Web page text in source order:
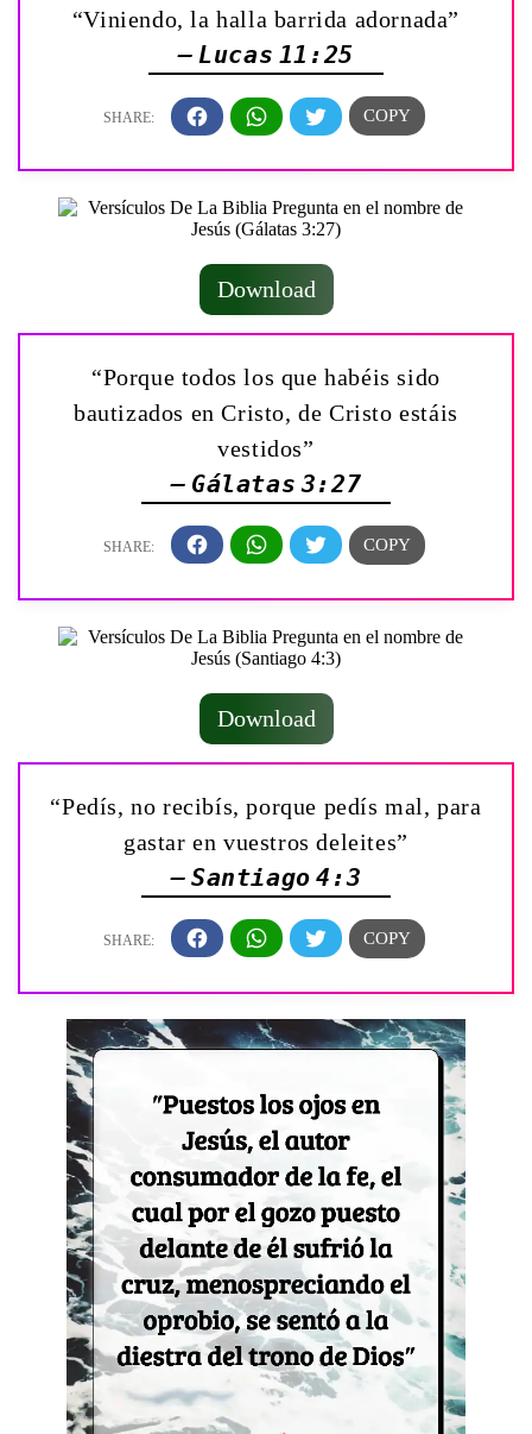
“Viniendo, la halla barrida adornada”
— Lucas 11:25
Download
“Porque todos los que habéis sido
bautizados en Cristo, de Cristo estáis
vestidos”
— Gálatas 3:27
Download
“Pedís, no recibís, porque pedís mal, para
gastar en vuestros deleites”
— Santiago 4:3